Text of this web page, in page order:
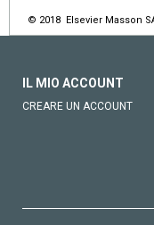
© 2018 Elsevier Masson
IL MIO ACCOUNT
CREARE UN ACCOUNT